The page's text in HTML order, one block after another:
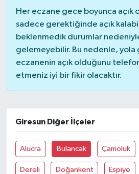
Her eczane gece boyunca açık
sadece gerektiğinde açık
beklenmedik durumlar
gelemeyebilir. Bu nedenle, yola
eczanenin açık olduğunu
etmeniz iyi bir fikir olacaktır.
Giresun Diğer İlçeler
Alucra Bulancak Çamoluk
Dereli Doğankent Espiye